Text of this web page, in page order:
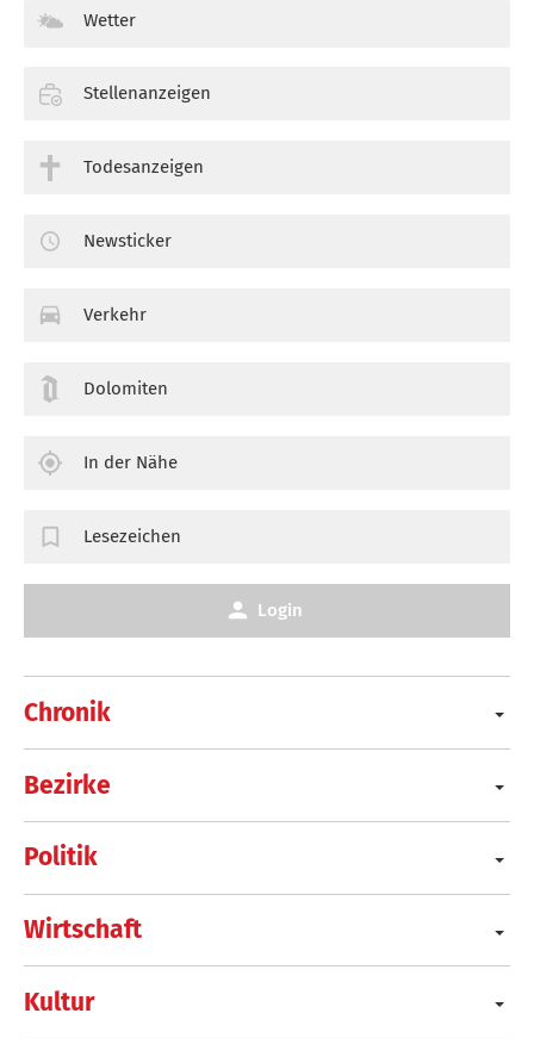
Chronik
Bezirke
Politik
Wirtschaft
Kultur
Wetter
Stellenanzeigen
Todesanzeigen
Newsticker
Verkehr
Dolomiten
In der Nähe
Lesezeichen
Login